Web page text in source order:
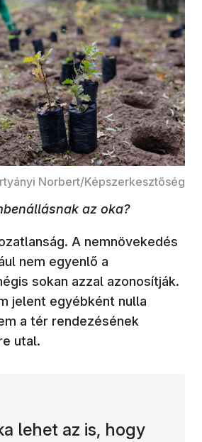
Norbert/Képszerkesztőség
az oka?
A nemnövekedés
nem egyenlő a
sokan azzal azonosítják.
jelent egyébként nulla
a tér rendezésének
utal.
lehet az is, hogy